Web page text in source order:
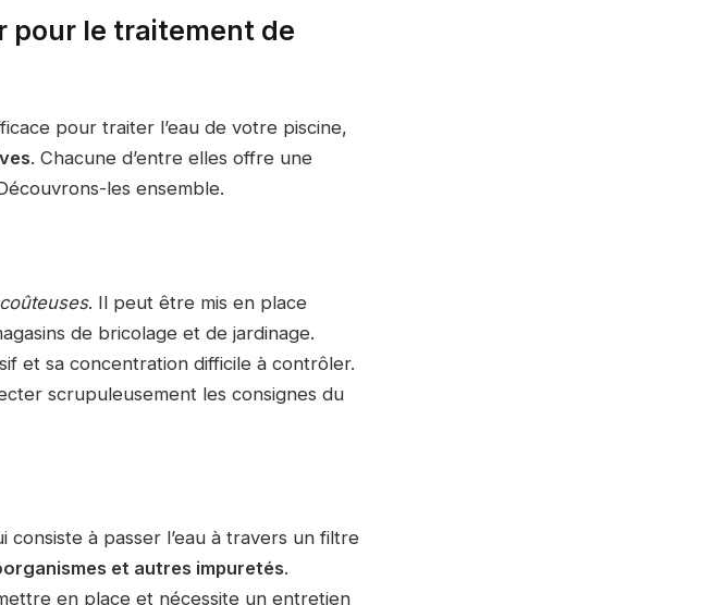
pour le traitement de
pour traiter l’eau de votre piscine,
. Chacune d’entre elles offre une
les ensemble.
. Il peut être mis en place
de bricolage et de jardinage.
et sa concentration difficile à contrôler.
scrupuleusement les consignes du
consiste à passer l’eau à travers un filtre
et autres impuretés.
en place et nécessite un entretien